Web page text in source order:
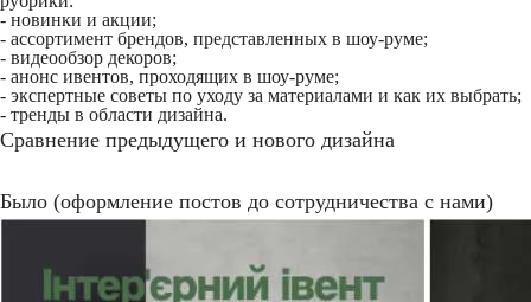
- новинки и акции;
- ассортимент брендов, представленных в шоу-руме;
- видеообзор декоров;
- анонс ивентов, проходящих в шоу-руме;
- экспертные советы по уходу за материалами и как их выбрать;
- тренды в области дизайна.
Сравнение предыдущего и нового дизайна
Было (оформление постов до сотрудничества с нами)